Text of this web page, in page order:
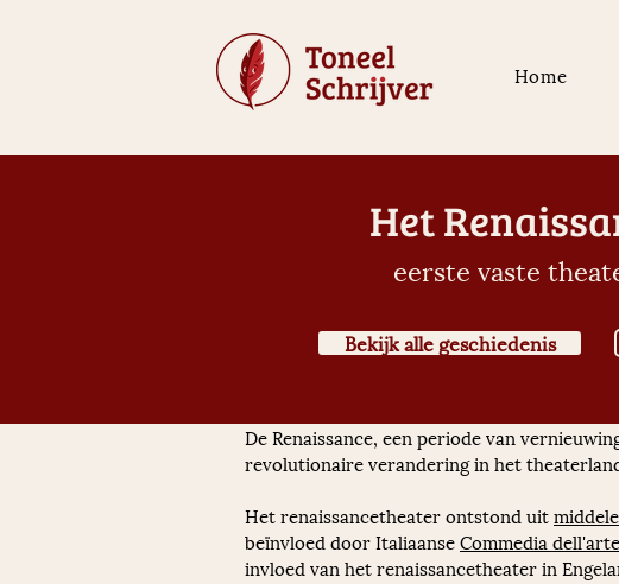
Home
Het
eerste vaste
Bekijk alle geschiedenis
De Renaissance, een periode van
revolutionaire verandering in het
Het renaissancetheater ontstond uit
beïnvloed door Italiaanse Commedia dell'arte
invloed van het renaissancetheater in